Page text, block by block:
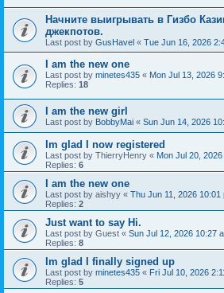
Начните выигрывать в Гизбо
джекпотов.
Last post by GusHavel « Tue Jun 16, 2026
I am the new one
Last post by minetes435 « Mon Jul 13, 2026
Replies: 18
I am the new girl
Last post by BobbyMai « Sun Jun 14, 2026
Im glad I now registered
Last post by ThierryHenry « Mon Jul 20,
Replies: 6
I am the new one
Last post by aishyy « Thu Jun 11, 2026 10:01
Replies: 2
Just want to say Hi.
Last post by Guest « Sun Jul 12, 2026 10:27
Replies: 8
Im glad I finally signed up
Last post by minetes435 « Fri Jul 10, 2026
Replies: 5